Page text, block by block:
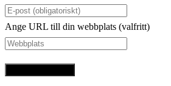
Ange URL till din webbplats (valfritt)